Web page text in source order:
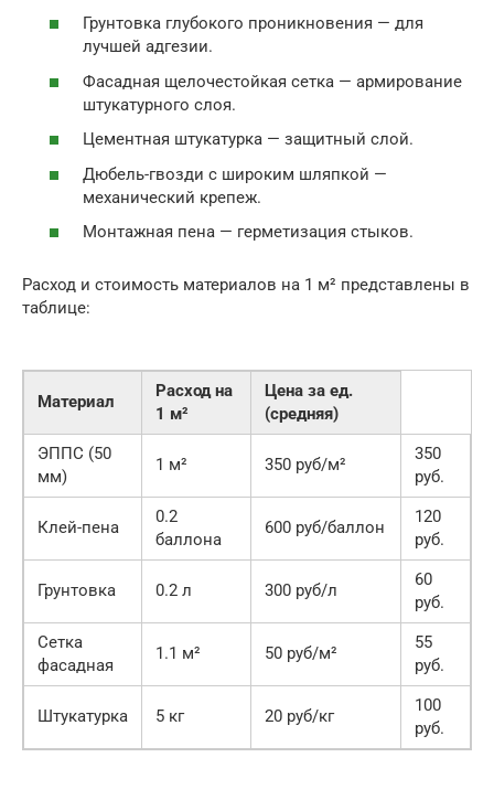
Грунтовка глубокого проникновения — для
лучшей адгезии.
Фасадная щелочестойкая сетка — армирование
штукатурного слоя.
Цементная штукатурка — защитный слой.
Дюбель-гвозди с широким шляпкой —
механический крепеж.
Монтажная пена — герметизация стыков.
Расход и стоимость материалов на 1 м² представлены в
таблице:
Материал
Расход на
1 м²
Цена за ед.
(средняя)
ЭППС (50
мм)
1 м² 350 руб/м²
350
руб.
Клей-пена
0.2
баллона
600 руб/баллон
120
руб.
Грунтовка 0.2 л 300 руб/л
60
руб.
Сетка
фасадная
1.1 м² 50 руб/м²
55
руб.
Штукатурка 5 кг 20 руб/кг
100
руб.